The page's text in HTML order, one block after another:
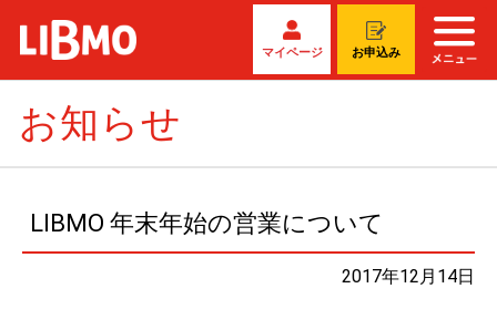
マイページ お申込み
お知らせ
LIBMO 年末年始の営業について
2017年12月14日